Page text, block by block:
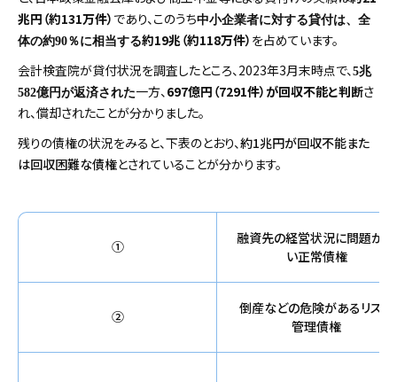
兆円（約131万件） であり、このうち中小企業者に対する貸付は、全
体の約90％に相当する約19兆（約118万件） を占めています。
会計検査院が貸付状況を調査したところ、2023年3月末時点で、 5兆
582億円が返済された一方、 697億円（7291件）が回収不能と判断さ
れ、償却されたことが分かりました。
残りの債権の状況をみると、下表のとおり、約1兆円が回収不能また
は回収困難な債権とされていることが分かります。
①
融資先の経営状況に問題がな
い正常債権
② 倒産などの危険がある リスク
管理債権